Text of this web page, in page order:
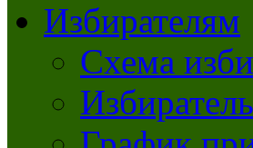
Избирателям
Схема